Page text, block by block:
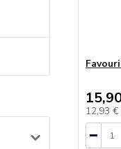
12,93 €